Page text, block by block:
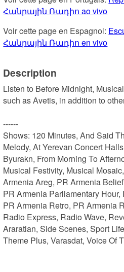
Հանրային Ռադիո ao vivo
Voir cette page en Espagnol:
Հանրային Ռադիո en vivo
Description
Listen to Before Midnight,
such as Avetis, in addition to
------
Shows: 120 Minutes, And Said
Melody, At Yerevan Concert
Byurakn, From Morning To
Musical Festivity, Musical
Armenia Areg, PR Armenia
PR Armenia Parliamentary
PR Armenia Retro, PR Armenia
Radio Express, Radio Wave,
Araratian, Side Scenes, Sport
Theme Plus, Varasdat, Voice Of